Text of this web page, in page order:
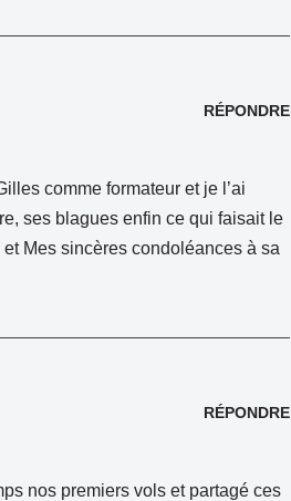
RÉPONDRE
comme formateur et je l’ai
ses blagues enfin ce qui faisait le
Mes sincères condoléances à sa
RÉPONDRE
nos premiers vols et partagé ces